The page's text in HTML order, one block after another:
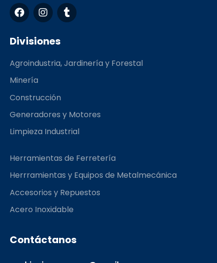
F
a
c
e
b
o
k
I
n
s
t
a
r
T
u
m
Divisiones
Agroindustria, Jardinería y Forestal
Minería
Construcción
Generadores y Motores
Limpieza Industrial
Herramientas de Ferretería
Herrramientas y Equipos de Metalmecánica
Accesorios y Repuestos
Acero Inoxidable
Contáctanos